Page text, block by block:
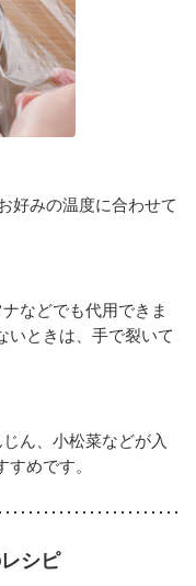
好みの温度に合わせて
などでも代用できま
いときは、手で裂いて
ん、小松菜などが入
めです。
シピ